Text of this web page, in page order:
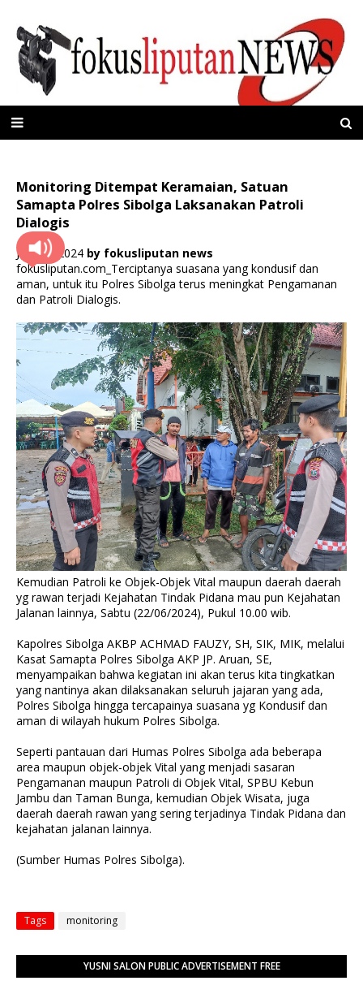
Monitoring Ditempat Keramaian, Satuan
Samapta Polres Sibolga Laksanakan Patroli
Dialogis
Juni 23, 2024 by fokusliputan news
fokusliputan.com_Terciptanya suasana yang kondusif dan
aman, untuk itu Polres Sibolga terus meningkat Pengamanan
dan Patroli Dialogis.
Kemudian Patroli ke Objek-Objek Vital maupun daerah daerah
yg rawan terjadi Kejahatan Tindak Pidana mau pun Kejahatan
Jalanan lainnya, Sabtu (22/06/2024), Pukul 10.00 wib.
Kapolres Sibolga AKBP ACHMAD FAUZY, SH, SIK, MIK, melalui
Kasat Samapta Polres Sibolga AKP JP. Aruan, SE,
menyampaikan bahwa kegiatan ini akan terus kita tingkatkan
yang nantinya akan dilaksanakan seluruh jajaran yang ada,
Polres Sibolga hingga tercapainya suasana yg Kondusif dan
aman di wilayah hukum Polres Sibolga.
Seperti pantauan dari Humas Polres Sibolga ada beberapa
area maupun objek-objek Vital yang menjadi sasaran
Pengamanan maupun Patroli di Objek Vital, SPBU Kebun
Jambu dan Taman Bunga, kemudian Objek Wisata, juga
daerah daerah rawan yang sering terjadinya Tindak Pidana dan
kejahatan jalanan lainnya.
(Sumber Humas Polres Sibolga).
Tags monitoring
YUSNI SALON PUBLIC ADVERTISEMENT FREE